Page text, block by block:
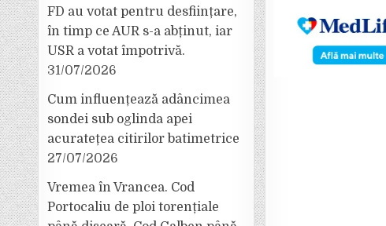
FD au votat pentru desființare,
în timp ce AUR s-a abținut, iar
USR a votat împotrivă.
31/07/2026
Cum influențează adâncimea
sondei sub oglinda apei
acuratețea citirilor batimetrice
27/07/2026
Vremea în Vrancea. Cod
Portocaliu de ploi torențiale